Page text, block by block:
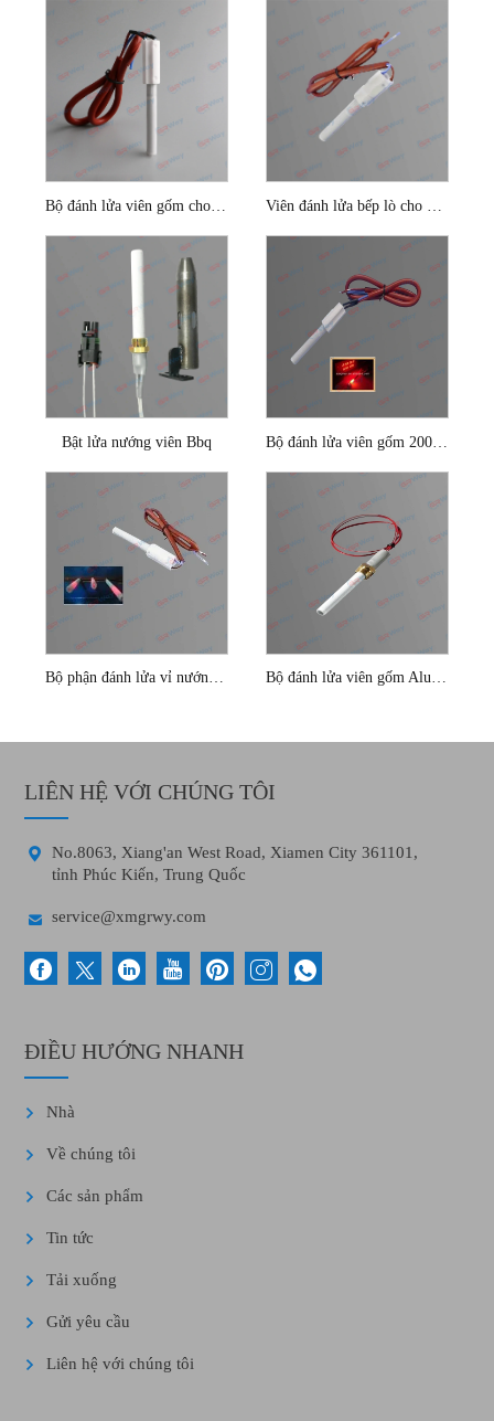
Bộ đánh lửa viên gốm cho đầu đốt viên dăm gỗ
Bật lửa nướng viên Bbq
Bộ phận đánh lửa vỉ nướng bằng gốm Bộ đánh lửa viên gốm Alumina bằng sợi đồng
LIÊN HỆ VỚI CHÚNG TÔI

No.8063, Xiang'an West Road, Xiamen City 361101,
tỉnh Phúc Kiến, Trung Quốc
 service@xmgrwy.com
ĐIỀU HƯỚNG NHANH
Nhà
Về chúng tôi
Các sản phẩm
Tin tức
Tải xuống
Gửi yêu cầu
Liên hệ với chúng tôi